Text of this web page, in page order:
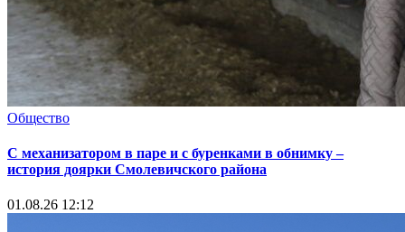
Общество
С механизатором в паре и с буренками в обнимку –
история доярки Смолевичского района
01.08.26 12:12